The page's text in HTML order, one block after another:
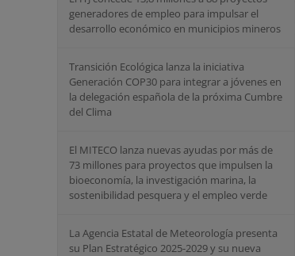
generadores de empleo para impulsar el
desarrollo económico en municipios mineros
Transición Ecológica lanza la iniciativa
Generación COP30 para integrar a jóvenes en
la delegación española de la próxima Cumbre
del Clima
El MITECO lanza nuevas ayudas por más de
73 millones para proyectos que impulsen la
bioeconomía, la investigación marina, la
sostenibilidad pesquera y el empleo verde
La Agencia Estatal de Meteorología presenta
su Plan Estratégico 2025-2029 y su nueva